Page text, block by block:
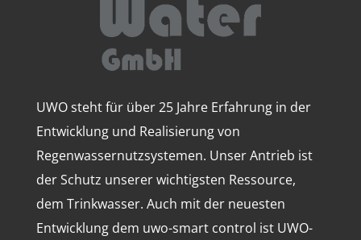
UWO steht für über 25 Jahre Erfahrung in der
Entwicklung und Realisierung von
Regenwassernutzsystemen. Unser Antrieb ist
der Schutz unserer wichtigsten Ressource,
dem Trinkwasser. Auch mit der neuesten
Entwicklung dem uwo-smart control ist UWO-